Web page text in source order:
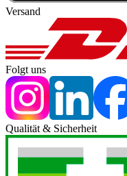
Versand
Folgt uns
Qualität & Sicherheit